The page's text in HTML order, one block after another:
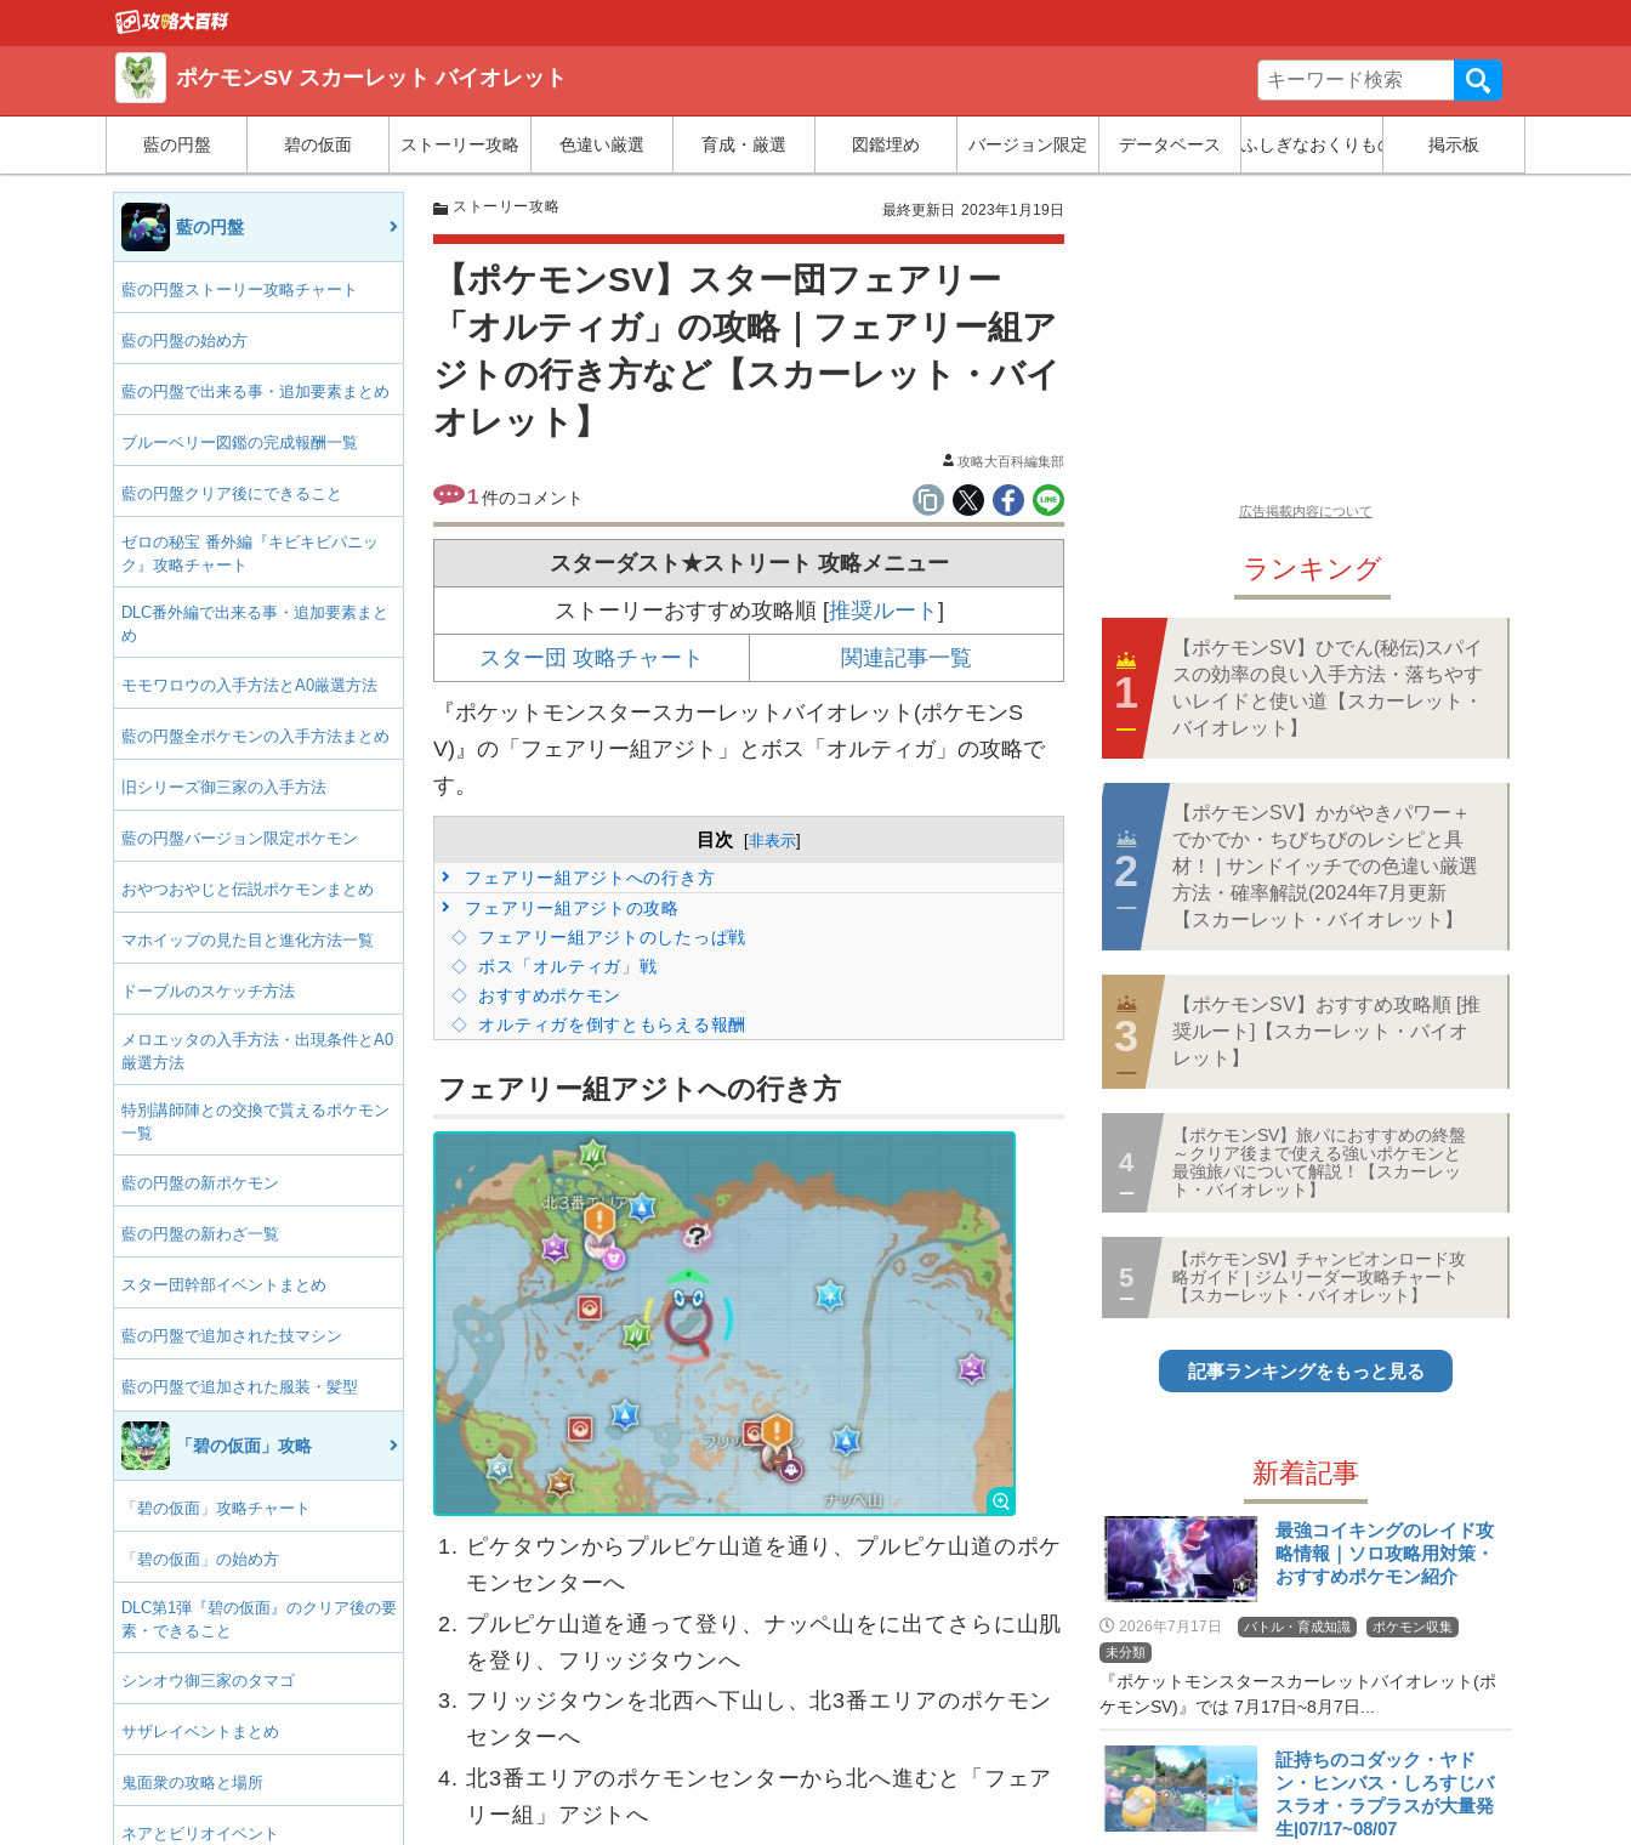
ポケモンSV スカーレット バイオレット
藍の円盤 碧の仮面 ストーリー攻略 色違い厳選 育成・厳選 図鑑埋め バージョン限定 データベース ふしぎなおくりもの 掲示板
藍の円盤
藍の円盤ストーリー攻略チャート
藍の円盤の始め方
藍の円盤で出来る事・追加要素まとめ
ブルーベリー図鑑の完成報酬一覧
藍の円盤クリア後にできること
ゼロの秘宝 番外編『キビキビパニッ
ク』攻略チャート
DLC番外編で出来る事・追加要素まと
め
モモワロウの入手方法とA0厳選方法
藍の円盤全ポケモンの入手方法まとめ
旧シリーズ御三家の入手方法
藍の円盤バージョン限定ポケモン
おやつおやじと伝説ポケモンまとめ
マホイップの見た目と進化方法一覧
ドーブルのスケッチ方法
メロエッタの入手方法・出現条件とA0
厳選方法
特別講師陣との交換で貰えるポケモン
一覧
藍の円盤の新ポケモン
藍の円盤の新わざ一覧
スター団幹部イベントまとめ
藍の円盤で追加された技マシン
藍の円盤で追加された服装・髪型
「碧の仮面」攻略
「碧の仮面」攻略チャート
「碧の仮面」の始め方
DLC第1弾『碧の仮面』のクリア後の要
素・できること
シンオウ御三家のタマゴ
サザレイベントまとめ
鬼面衆の攻略と場所
ネアとビリオイベント
ストーリー攻略 最終更新日 2023年1月19日
【ポケモンSV】スター団フェアリー
「オルティガ」の攻略｜フェアリー組ア
ジトの行き方など【スカーレット・バイ
オレット】
攻略大百科編集部
1件のコメント
スターダスト★ストリート 攻略メニュー
ストーリーおすすめ攻略順 [推奨ルート ]
スター団 攻略チャート
関連記事一覧
『ポケットモンスタースカーレットバイオレット(ポケモンS
V)』の「フェアリー組アジト」とボス「オルティガ」の攻略で
す。
目次 [非表示]
フェアリー組アジトへの行き方
フェアリー組アジトの攻略
フェアリー組アジトのしたっぱ戦
ボス「オルティガ」戦
おすすめポケモン
オルティガを倒すともらえる報酬
フェアリー組アジトへの行き方
ピケタウンからプルピケ山道を通り、プルピケ山道のポケ
モンセンターへ
プルピケ山道を通って登り、ナッペ山をに出てさらに山肌
を登り、フリッジタウンへ
フリッジタウンを北西へ下山し、北3番エリアのポケモン
センターへ
北3番エリアのポケモンセンターから北へ進むと「フェア
リー組」アジトへ
広告掲載内容について
ランキング
【ポケモンSV】ひでん(秘伝)スパイ
スの効率の良い入手方法・落ちやす
いレイドと使い道【スカーレット・
バイオレット】
【ポケモンSV】かがやきパワー＋
でかでか・ちびちびのレシピと具
材！ | サンドイッチでの色違い厳選
方法・確率解説(2024年7月更新
【スカーレット・バイオレット】
【ポケモンSV】おすすめ攻略順 [推
奨ルート]【スカーレット・バイオ
レット】
【ポケモンSV】旅パにおすすめの終盤
～クリア後まで使える強いポケモンと
最強旅パについて解説！【スカーレッ
ト・バイオレット】
【ポケモンSV】チャンピオンロード攻
略ガイド | ジムリーダー攻略チャート
【スカーレット・バイオレット】
記事ランキングをもっと見る
新着記事
最強コイキングのレイド攻
略情報｜ソロ攻略用対策・
おすすめポケモン紹介
2026年7月17日 バトル・育成知識
ポケモン収集
未分類
『ポケットモンスタースカーレットバイオレット(ポ
ケモンSV)』では 7月17日~8月7日...
証持ちのコダック・ヤド
ン・ヒンバス・しろすじバ
スラオ・ラプラスが大量発
生|07/17~08/07